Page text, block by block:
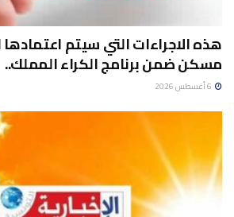
هذه الاجراءات التي سيتم
مسكن ضمن برنامج الكراء المملك..